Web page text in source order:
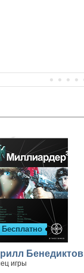
Бесплатно
Бенедиктов
игры